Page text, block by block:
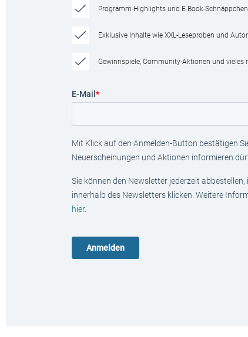
Programm-Highlights und E-Book-Schnäppchen
Exklusive Inhalte wie XXL-Leseproben und
Gewinnspiele, Community-Aktionen und vieles
E-Mail *
Mit Klick auf den Anmelden-Button bestätigen
Neuerscheinungen und Aktionen informieren
Sie können den Newsletter jederzeit
innerhalb des Newsletters klicken. Weitere
hier.